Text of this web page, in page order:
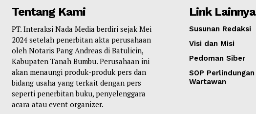
Tentang Kami
PT. Interaksi Nada Media berdiri sejak Mei
2024 setelah penerbitan akta perusahaan
oleh Notaris Pang Andreas di Batulicin,
Kabupaten Tanah Bumbu. Perusahaan ini
akan menaungi produk-produk pers dan
bidang usaha yang terkait dengan pers
seperti penerbitan buku, penyelenggara
acara atau event organizer.
Link Lainnya
Susunan Redaksi
Visi dan Misi
Pedoman Siber
SOP Perlindungan
Wartawan